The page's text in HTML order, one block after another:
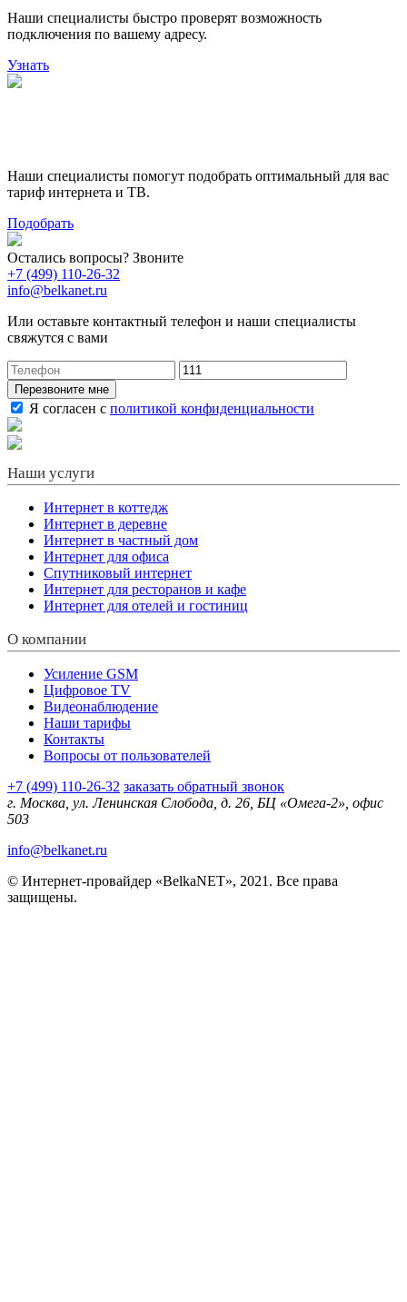
Наши специалисты быстро проверят возможность
подключения по вашему адресу.
Узнать
Наши специалисты помогут подобрать оптимальный для вас
тариф интернета и ТВ.
Подобрать
Остались вопросы? Звоните
+7 (499) 110-26-32
info@belkanet.ru
Или оставьте контактный телефон и наши специалисты
свяжутся с вами
Перезвоните мне
Я согласен с политикой конфиденциальности
Наши услуги
Интернет в коттедж
Интернет в деревне
Интернет в частный дом
Интернет для офиса
Спутниковый интернет
Интернет для ресторанов и кафе
Интернет для отелей и гостиниц
О компании
Усиление GSM
Цифровое TV
Видеонаблюдение
Наши тарифы
Контакты
Вопросы от пользователей
+7 (499) 110-26-32 заказать обратный звонок
г. Москва, ул. Ленинская Слобода, д. 26, БЦ «Омега-2», офис
503
info@belkanet.ru
© Интернет-провайдер «BelkaNET», 2021. Все права
защищены.